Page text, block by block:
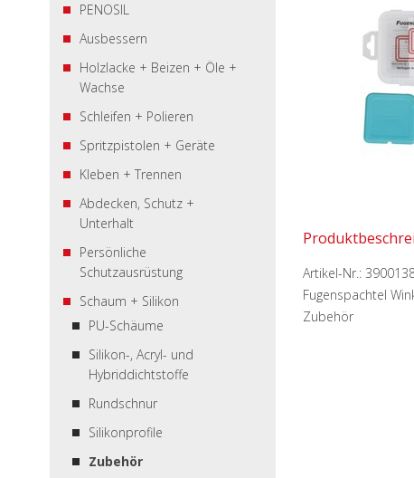
Artikel-Nr.:
Fugenspachtel
Zubehör
PENOSIL
Ausbessern
Holzlacke + Beizen + Öle +
Wachse
Schleifen + Polieren
Spritzpistolen + Geräte
Kleben + Trennen
Abdecken, Schutz +
Unterhalt
Persönliche
Schutzausrüstung
Schaum + Silikon
PU-Schäume
Silikon-, Acryl- und
Hybriddichtstoffe
Rundschnur
Silikonprofile
Zubehör